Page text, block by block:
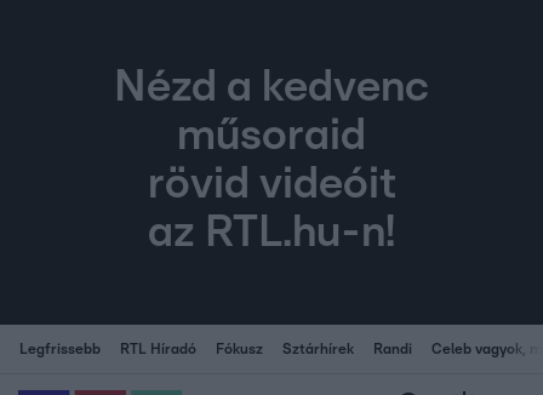
Nézd a kedvenc
műsoraid
rövid videóit
az RTL.hu-n!
Legfrissebb RTL Híradó Fókusz Sztárhírek Randi Celeb vagyok,